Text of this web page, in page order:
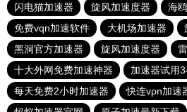
闪电猫加速器
旋风加速度器
海
免费vqn加速软件
大机场加速器
黑洞官方加速器
旋风加速度器
十大外网免费加速神器
加速器试用
每天免费2小时加速器
快连vρn加速